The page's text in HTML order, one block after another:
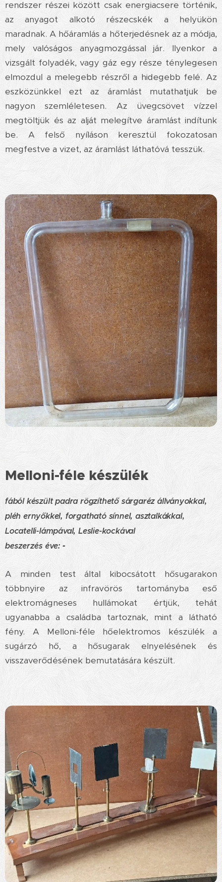
rendszer részei között csak energiacsere történik,
az anyagot alkotó részecskék a helyükön
maradnak. A hőáramlás a hőterjedésnek az a módja,
mely valóságos anyagmozgással jár. Ilyenkor a
vizsgált folyadék, vagy gáz egy része ténylegesen
elmozdul a melegebb részről a hidegebb felé. Az
eszközünkkel ezt az áramlást mutathatjuk be
nagyon szemléletesen. Az üvegcsövet vízzel
megtöltjük és az alját melegítve áramlást indítunk
be. A felső nyíláson keresztül fokozatosan
megfestve a vizet, az áramlást láthatóvá tesszük.
Melloni-féle készülék
fából készült padra rögzíthető sárgaréz állványokkal,
pléh ernyőkkel, forgatható sínnel, asztalkákkal,
Locatelli-lámpával, Leslie-kockával
beszerzés éve: -
A minden test által kibocsátott hősugarakon
többnyire az infravörös tartományba eső
elektromágneses hullámokat értjük, tehát
ugyanabba a családba tartoznak, mint a látható
fény. A Melloni-féle hőelektromos készülék a
sugárzó hő, a hősugarak elnyelésének és
visszaverődésének bemutatására készült.